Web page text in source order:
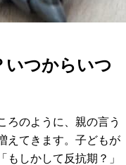
いつからいつ
ろのように、親の言う
えてきます。子どもが
しかして反抗期？」